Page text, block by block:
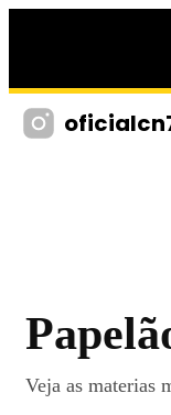
Veja as materias